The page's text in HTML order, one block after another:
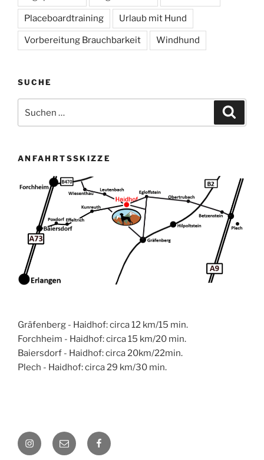
Placeboardtraining Urlaub mit Hund
Vorbereitung Brauchbarkeit Windhund
SUCHE
nach:
ANFAHRTSSKIZZE
Gräfenberg - Haidhof: circa 12 km/15 min.
Forchheim - Haidhof: circa 15 km/20 min.
Baiersdorf - Haidhof: circa 20km/22min.
Plech - Haidhof: circa 29 km/30 min.
Instagram
E-
Mail
facebook